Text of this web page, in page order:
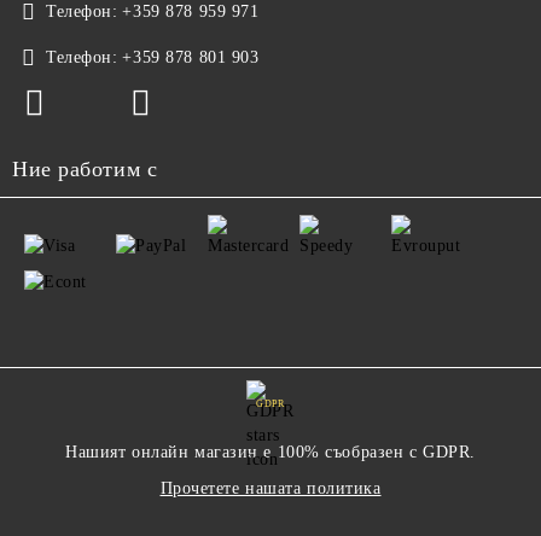
Телефон: +359 878 959 971
Телефон: +359 878 801 903
Ние работим с
GDPR
Нашият онлайн магазин е 100% съобразен с GDPR.
Прочетете нашата политика